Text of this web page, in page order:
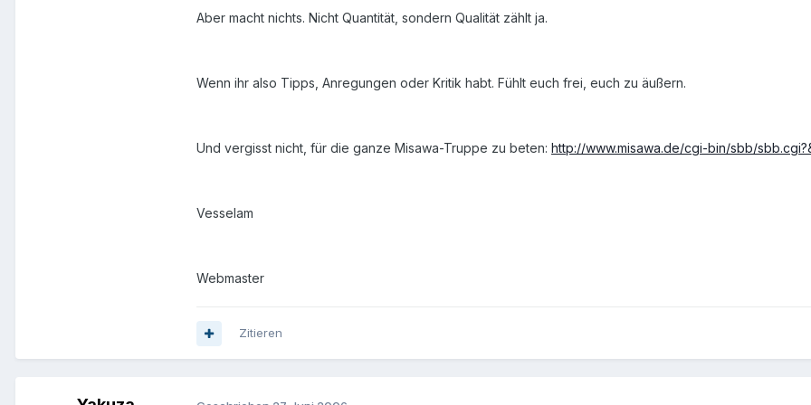
Aber macht nichts. Nicht Quantität, sondern Qualität zählt ja.
Wenn ihr also Tipps, Anregungen oder Kritik habt. Fühlt euch frei, euch zu äußern.
Und vergisst nicht, für die ganze Misawa-Truppe zu beten: http://www.misawa.de/cgi-bin/sbb/
Vesselam
Webmaster
Zitieren